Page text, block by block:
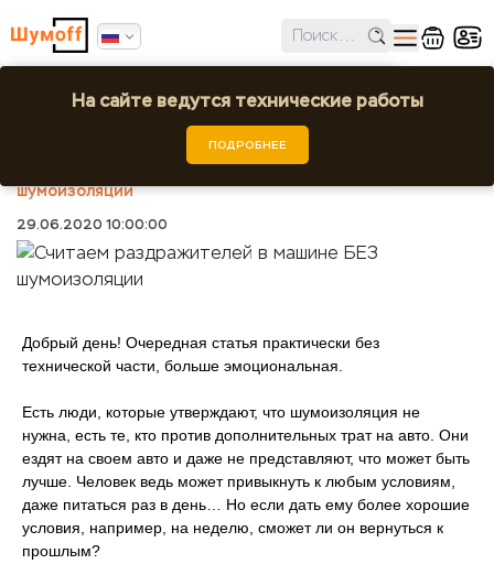
Ошибка поиска региона!
Выбрать город или регион
Считаем раздражителей в машине БЕЗ
Считаем раздражителей в машине БЕЗ
шумоизоляции
29.06.2020 10:00:00
Добрый день! Очередная статья практически без
технической части, больше эмоциональная.
Есть люди, которые утверждают, что шумоизоляция не
нужна, есть те, кто против дополнительных трат на авто. Они
ездят на своем авто и даже не представляют, что может быть
лучше. Человек ведь может привыкнуть к любым условиям,
даже питаться раз в день… Но если дать ему более хорошие
условия, например, на неделю, сможет ли он вернуться к
прошлым?
На сайте ведутся технические работы
ПОДРОБНЕЕ